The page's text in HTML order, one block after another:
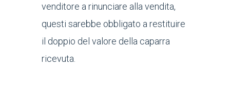
venditore a rinunciare alla vendita,
questi sarebbe obbligato a restituire
il doppio del valore della caparra
ricevuta.